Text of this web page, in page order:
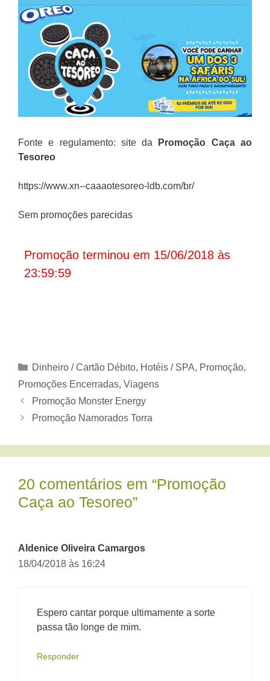
Fonte e regulamento: site da Promoção Caça ao
Tesoreo
https://www.xn--caaaotesoreo-ldb.com/br/
Sem promoções parecidas
Promoção terminou em 15/06/2018 às
23:59:59
Categorias
Dinheiro / Cartão Débito, Hotéis / SPA, Promoção,
Promoções Encerradas, Viagens
Promoção Monster Energy
Promoção Namorados Torra
20 comentários em “Promoção
Caça ao Tesoreo”
Aldenice Oliveira Camargos
18/04/2018 às 16:24
Espero cantar porque ultimamente a sorte
passa tão longe de mim.
Responder